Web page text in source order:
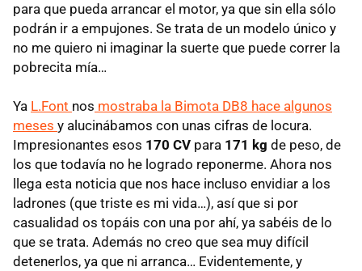
para que pueda arrancar el motor, ya que sin ella sólo
podrán ir a empujones. Se trata de un modelo único y
no me quiero ni imaginar la suerte que puede correr la
pobrecita mía…
Ya L.Font nos mostraba la Bimota DB8 hace algunos
meses y alucinábamos con unas cifras de locura.
Impresionantes esos 170 CV para 171 kg de peso, de
los que todavía no he logrado reponerme. Ahora nos
llega esta noticia que nos hace incluso envidiar a los
ladrones (que triste es mi vida…), así que si por
casualidad os topáis con una por ahí, ya sabéis de lo
que se trata. Además no creo que sea muy difícil
detenerlos, ya que ni arranca… Evidentemente, y